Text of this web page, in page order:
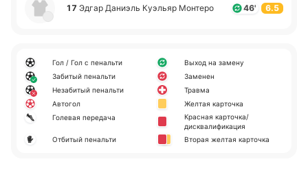
17 Эдгар Да­ниэль Куэ­льяр Мо­нте­ро 46' 6.5
Гол / Гол с пенальти
Забитый пенальти
Незабитый пенальти
Автогол
Голевая передача
Отбитый пенальти
Выход на замену
Заменен
Травма
Желтая карточка
Красная карточка/
дисквалификация
Вторая желтая карточка